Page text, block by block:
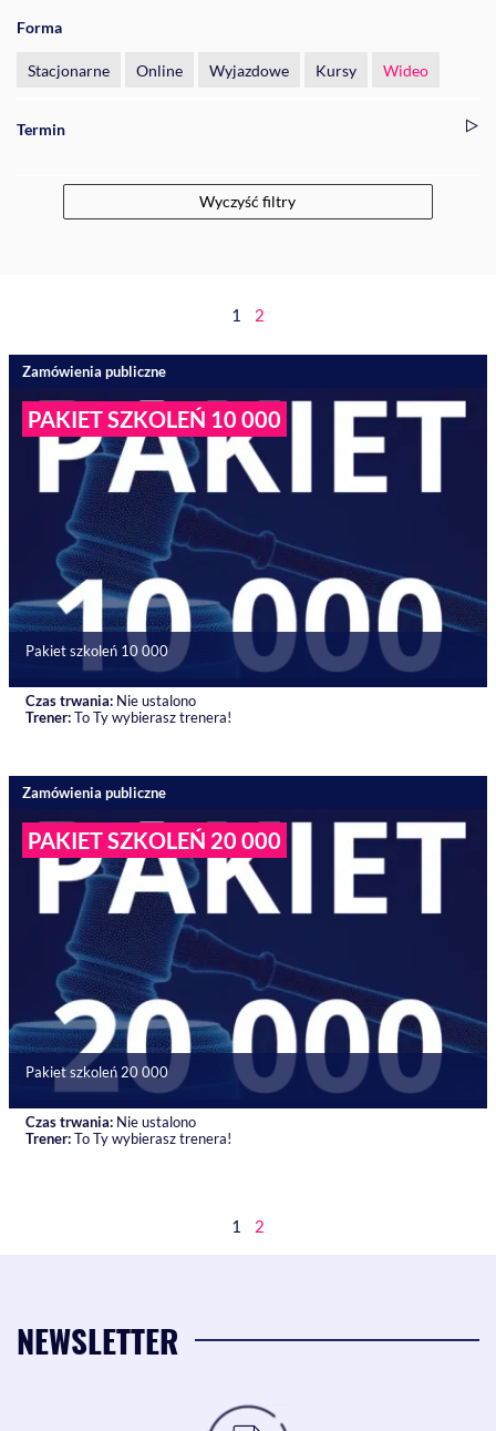
Forma
Stacjonarne Online Wyjazdowe Kursy Wideo
Termin
Wyczyść filtry
1 2
Zamówienia publiczne
PAKIET SZKOLEŃ 10 000
Pakiet szkoleń 10 000
Czas trwania: Nie ustalono
Trener:To Ty wybierasz trenera!
Zamówienia publiczne
PAKIET SZKOLEŃ 20 000
Pakiet szkoleń 20 000
Czas trwania: Nie ustalono
Trener:To Ty wybierasz trenera!
1 2
NEWSLETTER